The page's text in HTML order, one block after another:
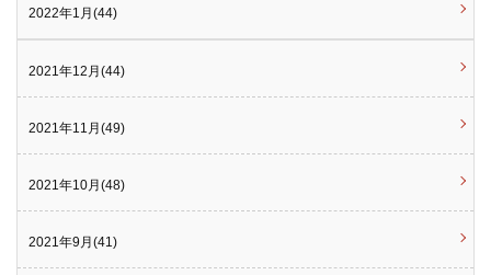
2022年1月(44)
2021年12月(44)
2021年11月(49)
2021年10月(48)
2021年9月(41)